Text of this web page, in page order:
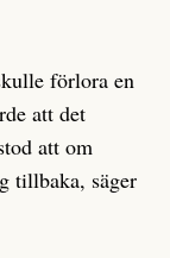
förlora en
att det
att om
tillbaka, säger